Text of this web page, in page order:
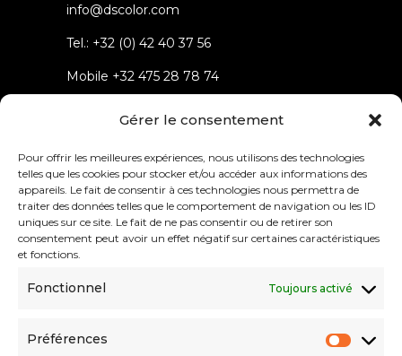
Gérer le consentement
Pour offrir les meilleures expériences, nous utilisons des technologies
telles que les cookies pour stocker et/ou accéder aux informations des
appareils. Le fait de consentir à ces technologies nous permettra de
traiter des données telles que le comportement de navigation ou les ID
uniques sur ce site. Le fait de ne pas consentir ou de retirer son
consentement peut avoir un effet négatif sur certaines caractéristiques
et fonctions.
Fonctionnel Toujours activé
Préférences
info@dscolor.com
Tel.: +32 (0) 42 40 37 56
Mobile +32 475 28 78 74
Menu
About
References